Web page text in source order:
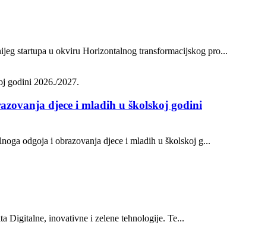
startupa u okviru Horizontalnog transformacijskog pro...
djece i mladih u školskoj godini
odgoja i obrazovanja djece i mladih u školskoj g...
Digitalne, inovativne i zelene tehnologije. Te...